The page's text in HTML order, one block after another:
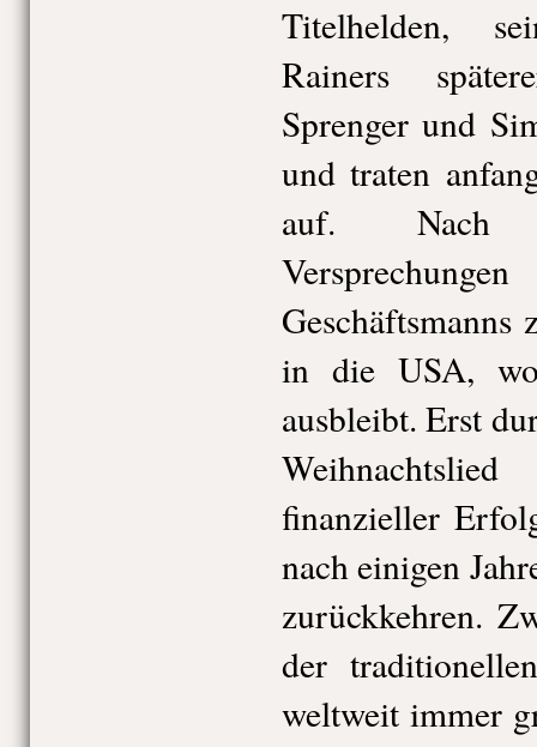
Titelhelden,
Rainers
Sprenger und
und traten
auf. Nach
Geschäftsmanns
in die USA,
ausbleibt. Erst
finanzieller
nach einigen
zurückkehren.
der
weltweit immer